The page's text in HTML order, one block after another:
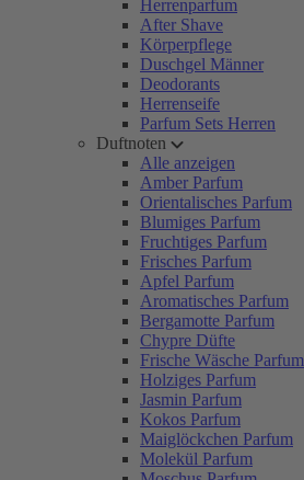
Herrenparfum
After Shave
Körperpflege
Duschgel Männer
Deodorants
Herrenseife
Parfum Sets Herren
Duftnoten
Alle anzeigen
Amber Parfum
Orientalisches Parfum
Blumiges Parfum
Fruchtiges Parfum
Frisches Parfum
Apfel Parfum
Aromatisches Parfum
Bergamotte Parfum
Chypre Düfte
Frische Wäsche Parfum
Holziges Parfum
Jasmin Parfum
Kokos Parfum
Maiglöckchen Parfum
Molekül Parfum